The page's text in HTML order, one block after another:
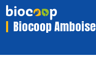
Biocoop Amboise